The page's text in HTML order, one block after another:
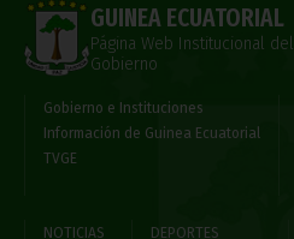
GUINEA ECUATORIAL
Página Web Institucional del
Gobierno
Gobierno e Instituciones
Información de Guinea Ecuatorial
TVGE
NOTICIAS DEPORTES